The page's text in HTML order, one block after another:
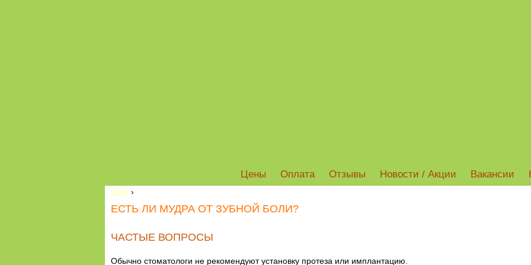
Цены Оплата Отзывы Новости / Акции Вакансии
Блог ›
ЕСТЬ ЛИ МУДРА ОТ ЗУБНОЙ БОЛИ?
ЧАСТЫЕ ВОПРОСЫ
Обычно стоматологи не рекомендуют установку протеза или имплантацию.